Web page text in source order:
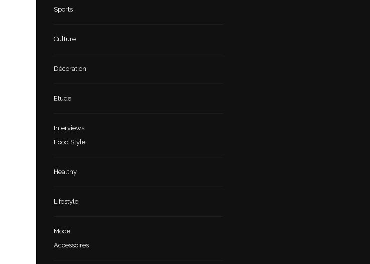
Sports
Culture
Décoration
Etude
Interviews
Food Style
Healthy
Lifestyle
Mode
Accessoires